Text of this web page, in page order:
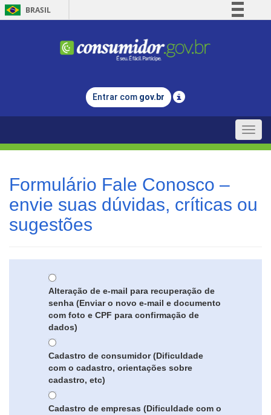
BRASIL
Comunica BR
Legislação
Entrar com gov.br
Toggle
Formulário Fale Conosco –
envie suas dúvidas, críticas ou
sugestões
Alteração de e-mail para recuperação de
senha (Enviar o novo e-mail e documento
com foto e CPF para confirmação de
dados)
Cadastro de consumidor (Dificuldade
com o cadastro, orientações sobre
cadastro, etc)
Cadastro de empresas (Dificuldade com o